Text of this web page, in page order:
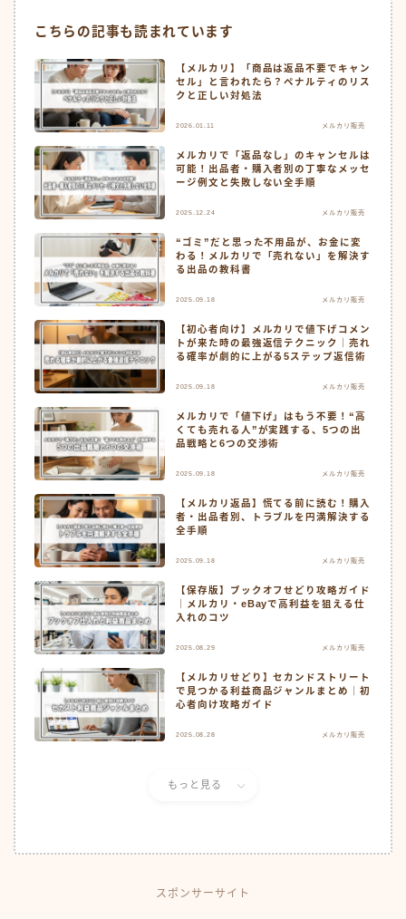
こちらの記事も読まれています
【メルカリ】「商品は返品不要でキャン
セル」と言われたら？ペナルティのリス
クと正しい対処法
2026.01.11 メルカリ販売
メルカリで「返品なし」のキャンセルは
可能！出品者・購入者別の丁寧なメッセ
ージ例文と失敗しない全手順
2025.12.24 メルカリ販売
“ゴミ”だと思った不用品が、お金に変
わる！メルカリで「売れない」を解決す
る出品の教科書
2025.09.18 メルカリ販売
【初心者向け】メルカリで値下げコメン
トが来た時の最強返信テクニック｜売れ
る確率が劇的に上がる5ステップ返信術
2025.09.18 メルカリ販売
メルカリで「値下げ」はもう不要！“高
くても売れる人”が実践する、5つの出
品戦略と6つの交渉術
2025.09.18 メルカリ販売
【メルカリ返品】慌てる前に読む！購入
者・出品者別、トラブルを円満解決する
全手順
2025.09.18 メルカリ販売
【保存版】ブックオフせどり攻略ガイド
｜メルカリ・eBayで高利益を狙える仕
入れのコツ
2025.08.29 メルカリ販売
【メルカリせどり】セカンドストリート
で見つかる利益商品ジャンルまとめ｜初
心者向け攻略ガイド
2025.08.28 メルカリ販売
もっと見る
スポンサーサイト